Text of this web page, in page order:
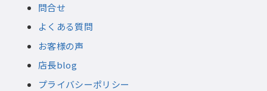
問合せ
よくある質問
お客様の声
店長blog
プライバシーポリシー